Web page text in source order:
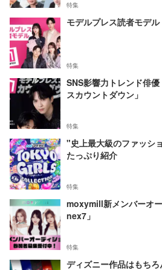
特集
モデルプレス読者モデル
特集
SNS影響力トレンド俳
スカウントダウン」
特集
"史上最大級のファッシ
たっぷり紹介
特集
moxymill新メンバーオ
nex7」
特集
ディズニー作品はもち